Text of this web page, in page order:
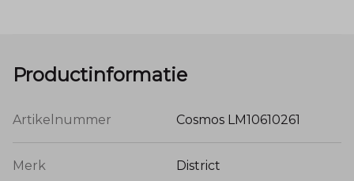
Productinformatie
Artikelnummer Cosmos LM10610261
Merk District